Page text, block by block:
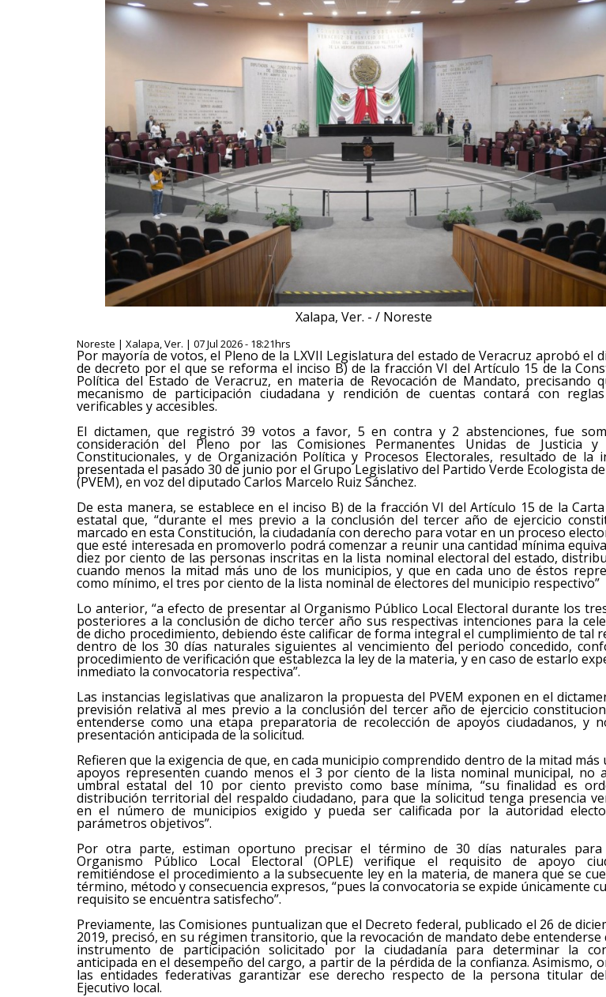
Xalapa, Ver. - / Noreste
Noreste | Xalapa, Ver. | 07 Jul 2026 - 18:21hrs
Por mayoría de votos, el Pleno de la LXVII Legislatura del estado de Veracruz aprobó el
de decreto por el que se reforma el inciso B) de la fracción VI del Artículo 15 de la
Política del Estado de Veracruz, en materia de Revocación de Mandato, precisando
mecanismo de participación ciudadana y rendición de cuentas contará con
verificables y accesibles.
El dictamen, que registró 39 votos a favor, 5 en contra y 2 abstenciones, fue
consideración del Pleno por las Comisiones Permanentes Unidas de Justicia y
Constitucionales, y de Organización Política y Procesos Electorales, resultado de la
presentada el pasado 30 de junio por el Grupo Legislativo del Partido Verde Ecologista
(PVEM), en voz del diputado Carlos Marcelo Ruiz Sánchez.
De esta manera, se establece en el inciso B) de la fracción VI del Artículo 15 de la
estatal que, “durante el mes previo a la conclusión del tercer año de ejercicio
marcado en esta Constitución, la ciudadanía con derecho para votar en un proceso
que esté interesada en promoverlo podrá comenzar a reunir una cantidad mínima
diez por ciento de las personas inscritas en la lista nominal electoral del estado,
cuando menos la mitad más uno de los municipios, y que en cada uno de éstos
como mínimo, el tres por ciento de la lista nominal de electores del municipio respectivo”
Lo anterior, “a efecto de presentar al Organismo Público Local Electoral durante los
posteriores a la conclusión de dicho tercer año sus respectivas intenciones para la
de dicho procedimiento, debiendo éste calificar de forma integral el cumplimiento de tal
dentro de los 30 días naturales siguientes al vencimiento del periodo concedido,
procedimiento de verificación que establezca la ley de la materia, y en caso de estarlo
inmediato la convocatoria respectiva”.
Las instancias legislativas que analizaron la propuesta del PVEM exponen en el
previsión relativa al mes previo a la conclusión del tercer año de ejercicio
entenderse como una etapa preparatoria de recolección de apoyos ciudadanos, y
presentación anticipada de la solicitud.
Refieren que la exigencia de que, en cada municipio comprendido dentro de la mitad más
apoyos representen cuando menos el 3 por ciento de la lista nominal municipal, no
umbral estatal del 10 por ciento previsto como base mínima, “su finalidad es
distribución territorial del respaldo ciudadano, para que la solicitud tenga presencia
en el número de municipios exigido y pueda ser calificada por la autoridad
parámetros objetivos”.
Por otra parte, estiman oportuno precisar el término de 30 días naturales
Organismo Público Local Electoral (OPLE) verifique el requisito de apoyo
remitiéndose el procedimiento a la subsecuente ley en la materia, de manera que se
término, método y consecuencia expresos, “pues la convocatoria se expide únicamente
requisito se encuentra satisfecho”.
Previamente, las Comisiones puntualizan que el Decreto federal, publicado el 26 de
2019, precisó, en su régimen transitorio, que la revocación de mandato debe entenderse
instrumento de participación solicitado por la ciudadanía para determinar la
anticipada en el desempeño del cargo, a partir de la pérdida de la confianza. Asimismo,
las entidades federativas garantizar ese derecho respecto de la persona titular
Ejecutivo local.